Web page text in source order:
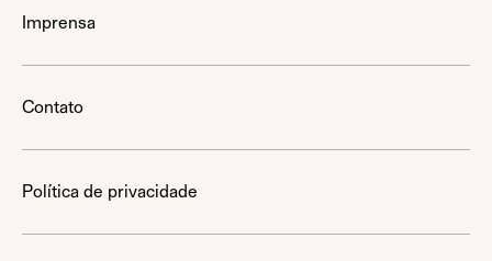
Imprensa
Contato
Política de privacidade